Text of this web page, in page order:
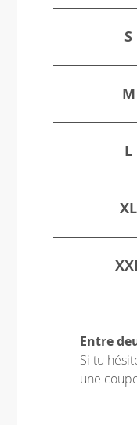
S
M
L
XL
Entre
Si tu
une